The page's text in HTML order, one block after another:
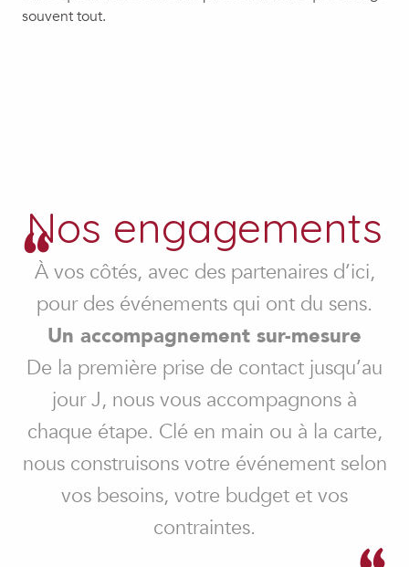
souvent tout.
Nos engagements
À vos côtés, avec des partenaires d’ici,
pour des événements qui ont du sens.
Un accompagnement sur-mesure
De la première prise de contact jusqu’au
jour J, nous vous accompagnons à
chaque étape. Clé en main ou à la carte,
nous construisons votre événement selon
vos besoins, votre budget et vos
contraintes.